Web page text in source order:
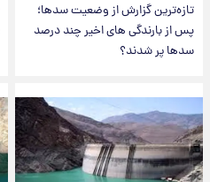
تازه‌ترین گزارش از وضعیت سدها؛
پس از بارندگی های اخیر چند درصد
سدها پر شدند؟